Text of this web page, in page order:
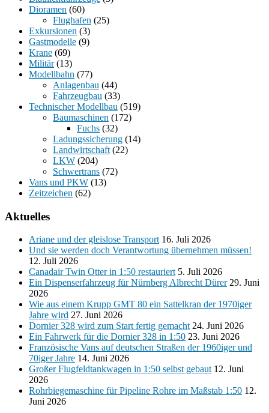
Dioramen (60)
Flughafen (25)
Exkursionen (3)
Gastmodelle (9)
Krane (69)
Militär(13)
Modellbahn (77)
Anlagenbau (44)
Fahrzeugbau (33)
Technischer Modellbau (519)
Baumaschinen (172)
Fuchs (32)
Ladungssicherung (14)
Landwirtschaft (22)
LKW (204)
Schwertrans (72)
Vans und PKW (13)
Zeitzeichen (62)
Aktuelles
Ariane und der gleislose Transport 16. Juli 2026
Und sie werden doch Verantwortung übernehmen müssen!
12. Juli 2026
Canadair Twin Otter in 1:50 restauriert 5. Juli 2026
Ein Dispenserfahrzeug für Nürnberg Albrecht Dürer 29. Juni
2026
Wie aus einem Krupp GMT 80 ein Sattelkran der 1970iger
Jahre wird 27. Juni 2026
Dornier 328 wird zum Start fertig gemacht 24. Juni 2026
Ein Fahrwerk für die Dornier 328 in 1:50 23. Juni 2026
Französische Vans auf deutschen Straßen der 1960iger und
70iger Jahre 14. Juni 2026
Großer Flugfeldtankwagen in 1:50 selbst gebaut 12. Juni
2026
Rohrbiegemaschine für Pipeline Rohre im Maßstab 1:50 12.
Juni 2026